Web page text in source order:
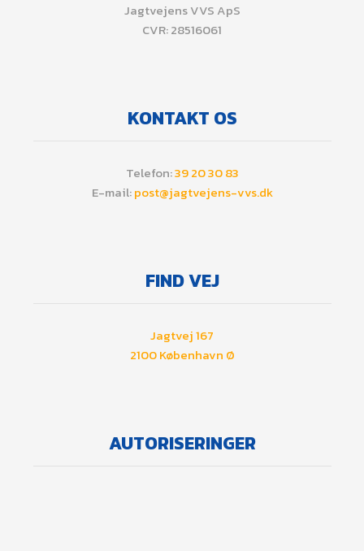
​Jagtvejens VVS ApS
CVR: 28516061
KONTAKT OS
​Telefon:39 20 30 83
E-mail:post@jagtvejens-vvs.dk
​FIND VEJ
Jagtvej 167
​2100 København Ø
AUTORISERINGER